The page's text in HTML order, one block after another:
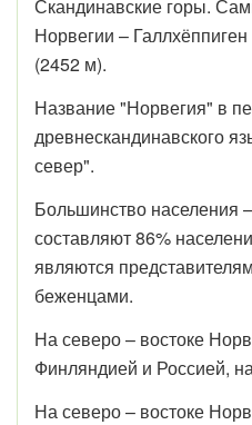
Скандинавские горы.
Норвегии –
(2452 м).
Название "Норвегия" в
древнескандинавского
север".
Большинство населения
составляют 86%
являются
беженцами.
На северо – востоке
Финляндией и Россией,
На северо – востоке